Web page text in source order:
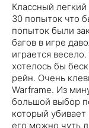
Классный
30 попыток что
попыток были
багов в игре
играется
хотелось бы
рейн. Очень
Warframe. Из
большой выбор
который
его можно чуть